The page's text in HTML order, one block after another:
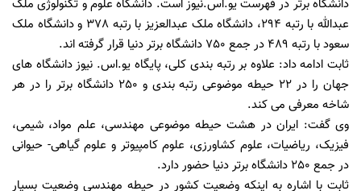
دانشگاه برتر در فهرست یو.اس.نیوز است. دانشگاه علوم و تکنولوژی ملک
عبدالله با رتبه 294، دانشگاه ملک عبدالعزیز با رتبه 378 و دانشگاه ملک
سعود با رتبه 489 در جمع 750 دانشگاه برتر دنیا قرار گرفته اند.
ثابت ادامه داد: علاوه بر رتبه بندی کلی، پایگاه یو.اس. نیوز دانشگاه های
جهان را در 22 حیطه موضوعی رتبه بندی و 250 دانشگاه برتر را در هر
شاخه معرفی می کند.
وی گفت: ایران در هشت حیطه موضوعی مهندسی، علم مواد، شیمی،
فیزیک، ریاضیات، علوم کشاورزی، علوم کامپیوتر و علوم گیاهی- حیوانی
در جمع 250 دانشگاه برتر دنیا حضور دارد.
ثابت با اشاره به اینکه وضعیت کشور در حیطه مهندسی وضعیت بسیار